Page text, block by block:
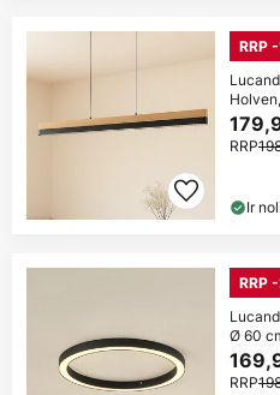
RRP
RRP
Ir
RRP
Ø 60
RRP